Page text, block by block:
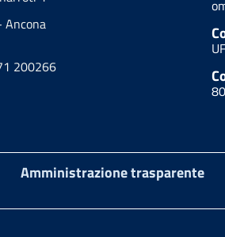
200266
Amministrazione trasparente